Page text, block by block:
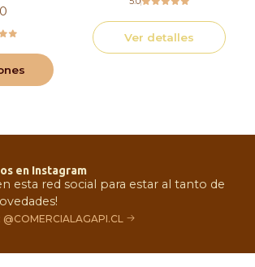
Ver detalles
en Instagram
esta red social para estar al tanto de
@COMERCIALAGAPI.CL